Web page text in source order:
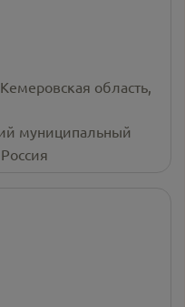
область,
муниципальный